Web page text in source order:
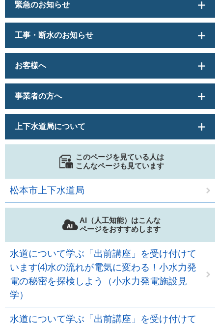
緊急のお知らせ
工事・断水のお知らせ
お客様へ
事業者の方へ
上下水道局について
このページを見ている人は
こんなページも見ています
松本市上下水道局
AI（人工知能）はこんな
ページをおすすめします
水道について学ぶ「出前講座」を受け付けて
います⑷水の流れが電気に変わる！小水力発
電の秘密を探検しよう（小水力発電施設見
学）
水道について学ぶ「出前講座」を受け付けて